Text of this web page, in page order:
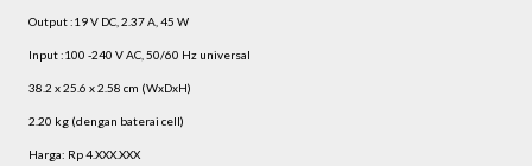
Output :19 V DC, 2.37 A, 45 W
Input :100 -240 V AC, 50/60 Hz universal
38.2 x 25.6 x 2.58 cm (WxDxH)
2.20 kg (dengan baterai cell)
Harga: Rp 4.XXX.XXX